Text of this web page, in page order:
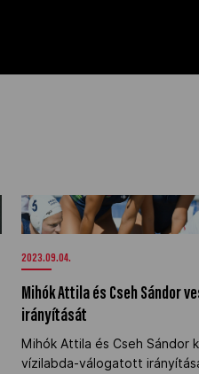
Mihók Attila és Cseh
irányítását" />
2023.09.04.
Mihók Attila és Cseh Sándor
irányítását
Mihók Attila és Cseh Sándor
vízilabda-válogatott